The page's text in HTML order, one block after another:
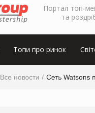
Портал топ-
та
Топи про ринок
Все новости Сеть Watsons